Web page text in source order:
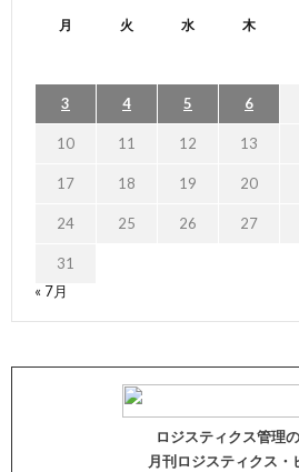
月 火 水 木
3 4 5 6
10 11 12 13
17 18 19 20
24 25 26 27
31
« 7月
ロジスティクス管理
月刊ロジスティクス・